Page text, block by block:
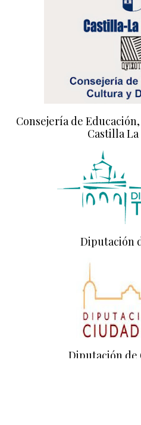
Consejería de
Castilla La
Diputación
Diputación de